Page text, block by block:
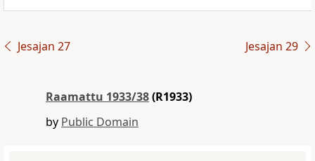
Jesajan 27 Jesajan 29
Raamattu 1933/38(R1933)
by Public Domain